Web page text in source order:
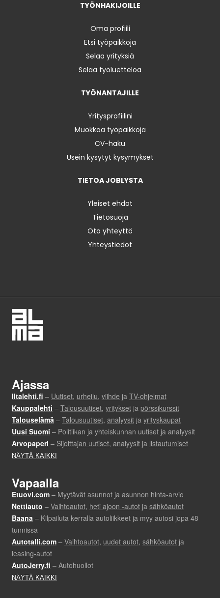
TYÖNHAKIJOILLE
Oma profiili
Etsi työpaikkoja
Selaa yrityksiä
Selaa työluetteloa
TYÖNANTAJILLE
Yritysprofiilini
Muokkaa työpaikkoja
CV-haku
Usein kysytyt kysymykset
TIETOA JOBLYSTA
Yleiset ehdot
Tietosuoja
Ota yhteyttä
Yhteystiedot